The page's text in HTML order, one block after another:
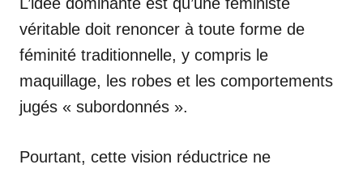
véritable doit renoncer à toute forme de
féminité traditionnelle, y compris le
maquillage, les robes et les comportements
jugés « subordonnés ».
Pourtant, cette vision réductrice ne